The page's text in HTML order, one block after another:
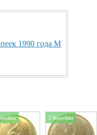
1990 года М
3 Копейки